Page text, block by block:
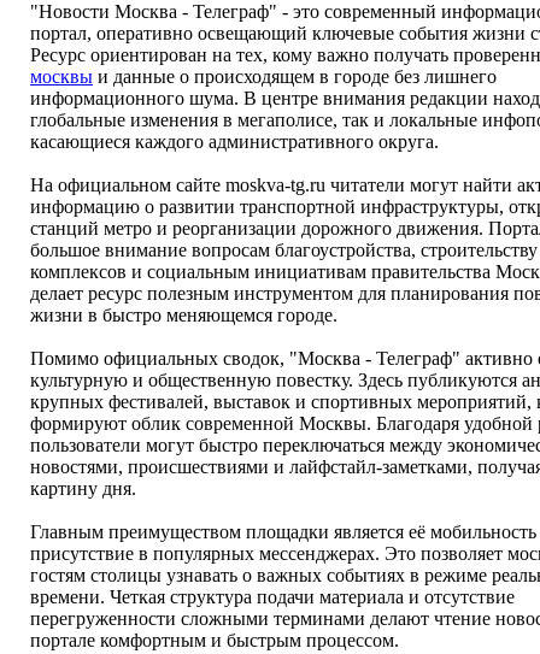
"Новости Москва - Телеграф" - это современный
портал, оперативно освещающий ключевые события жизни
Ресурс ориентирован на тех, кому важно получать
москвы и данные о происходящем в городе без лишнего
информационного шума. В центре внимания редакции
глобальные изменения в мегаполисе, так и локальные
касающиеся каждого административного округа.
На официальном сайте moskva-tg.ru читатели могут найти
информацию о развитии транспортной инфраструктуры,
станций метро и реорганизации дорожного движения.
большое внимание вопросам благоустройства,
комплексов и социальным инициативам правительства
делает ресурс полезным инструментом для планирования
жизни в быстро меняющемся городе.
Помимо официальных сводок, "Москва - Телеграф" активно
культурную и общественную повестку. Здесь публикуются
крупных фестивалей, выставок и спортивных мероприятий,
формируют облик современной Москвы. Благодаря удобной
пользователи могут быстро переключаться между
новостями, происшествиями и лайфстайл-заметками,
картину дня.
Главным преимуществом площадки является её
присутствие в популярных мессенджерах. Это позволяет
гостям столицы узнавать о важных событиях в режиме
времени. Четкая структура подачи материала и отсутствие
перегруженности сложными терминами делают чтение
портале комфортным и быстрым процессом.